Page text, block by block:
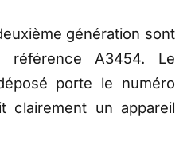
génération sont
référence A3454. Le
porte le numéro
clairement un appareil